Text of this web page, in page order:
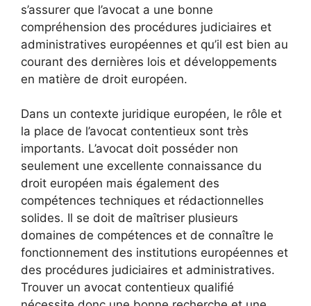
s’assurer que l’avocat a une bonne
compréhension des procédures judiciaires et
administratives européennes et qu’il est bien au
courant des dernières lois et développements
en matière de droit européen.
Dans un contexte juridique européen, le rôle et
la place de l’avocat contentieux sont très
importants. L’avocat doit posséder non
seulement une excellente connaissance du
droit européen mais également des
compétences techniques et rédactionnelles
solides. Il se doit de maîtriser plusieurs
domaines de compétences et de connaître le
fonctionnement des institutions européennes et
des procédures judiciaires et administratives.
Trouver un avocat contentieux qualifié